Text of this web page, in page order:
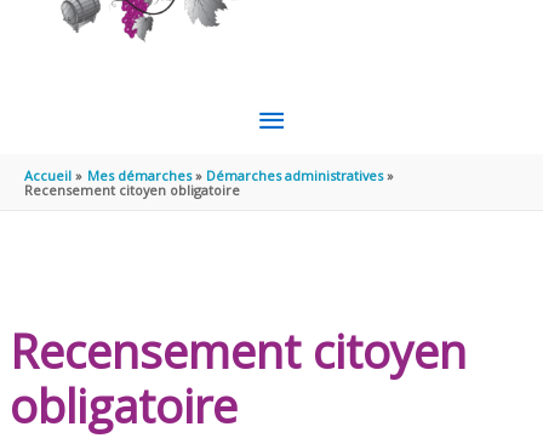
MENU
PRINCIPAL
Accueil Mes démarches
Démarches administratives
Recensement citoyen obligatoire
Recensement citoyen
obligatoire